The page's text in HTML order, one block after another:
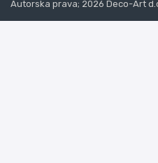
Autorska prava; 2026 Deco-Art